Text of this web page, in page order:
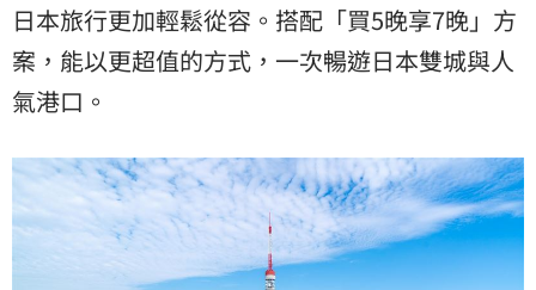
日本旅行更加輕鬆從容。搭配「買5晚享7晚」方
案，能以更超值的方式，一次暢遊日本雙城與人
氣港口。